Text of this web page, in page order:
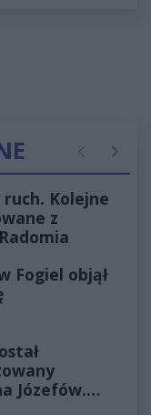
Poprzednie
ruch. Kolejne
z
Fogiel objął
Józefów.